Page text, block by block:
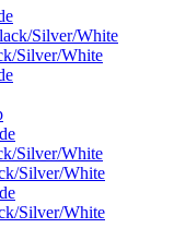
Silver/White
Silver/White
Silver/White
Silver/White
Silver/White